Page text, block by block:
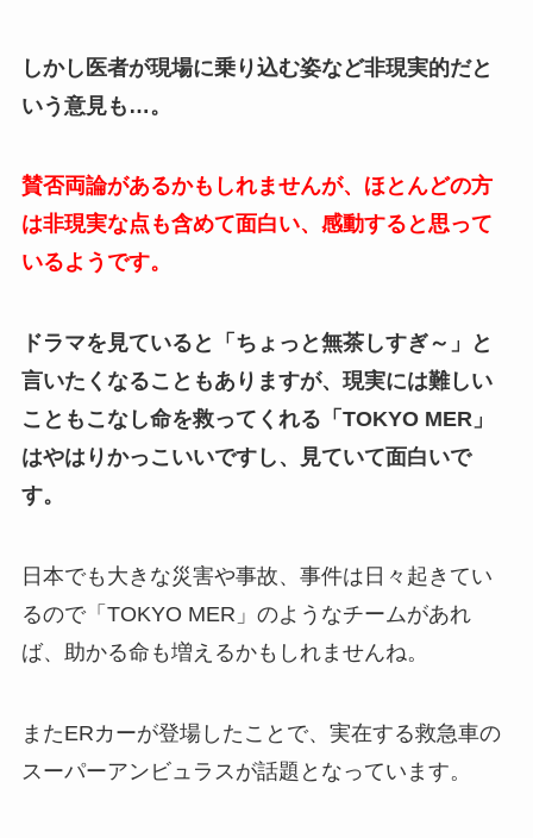
しかし医者が現場に乗り込む姿など非現実的だと
いう意見も…。
賛否両論があるかもしれませんが、ほとんどの方
は非現実な点も含めて面白い、感動すると思って
いるようです。
ドラマを見ていると「ちょっと無茶しすぎ～」と
言いたくなることもありますが、現実には難しい
こともこなし命を救ってくれる「TOKYO MER」
はやはりかっこいいですし、見ていて面白いで
す。
日本でも大きな災害や事故、事件は日々起きてい
るので「TOKYO MER」のようなチームがあれ
ば、助かる命も増えるかもしれませんね。
またERカーが登場したことで、実在する救急車の
スーパーアンビュラスが話題となっています。